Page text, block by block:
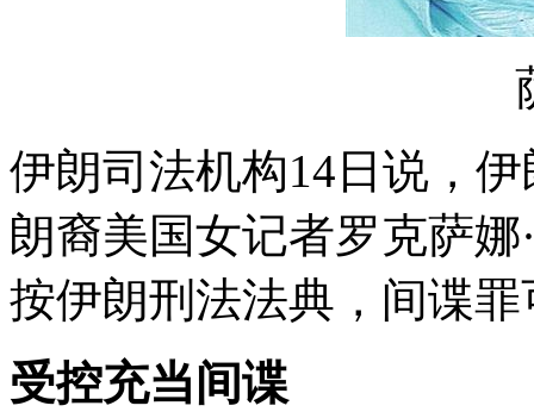
伊朗司法机构14日说，
朗裔美国女记者罗克萨
按伊朗刑法法典，间谍
受控充当间谍